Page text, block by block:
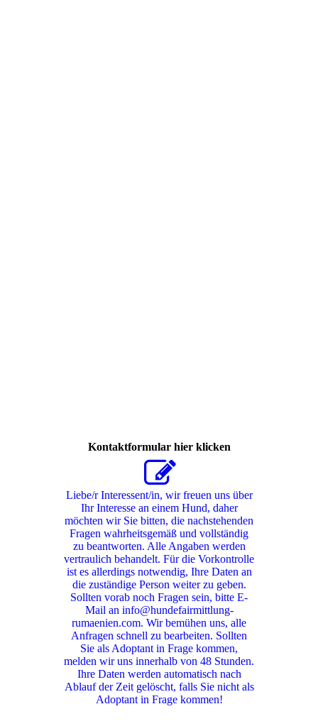
Kontaktformular hier klicken
Liebe/r Interessent/in, wir freuen uns über
Ihr Interesse an einem Hund, daher
möchten wir Sie bitten, die nachstehenden
Fragen wahrheitsgemäß und vollständig
zu beantworten. Alle Angaben werden
vertraulich behandelt. Für die Vorkontrolle
ist es allerdings notwendig, Ihre Daten an
die zuständige Person weiter zu geben.
Sollten vorab noch Fragen sein, bitte E-
Mail an info@hundefairmittlung-
rumaenien.com. Wir bemühen uns, alle
Anfragen schnell zu bearbeiten. Sollten
Sie als Adoptant in Frage kommen,
melden wir uns innerhalb von 48 Stunden.
Ihre Daten werden automatisch nach
Ablauf der Zeit gelöscht, falls Sie nicht als
Adoptant in Frage kommen!